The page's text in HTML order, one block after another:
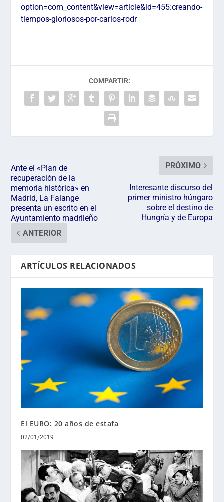
option=com_content&view=article&id=455:creando-
tiempos-gloriosos-por-carlos-rodr
COMPARTIR:
Ante el «Plan de
recuperación de la
memoria histórica» en
Madrid, La Falange
presenta un escrito en el
Ayuntamiento madrileño
ANTERIOR
PRÓXIMO
Interesante discurso del
primer ministro húngaro
sobre el destino de
Hungría y de Europa
ARTÍCULOS RELACIONADOS
El EURO: 20 años de estafa
02/01/2019